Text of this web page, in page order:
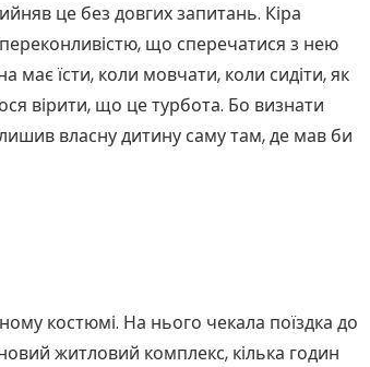
це без довгих запитань. Кіра
що сперечатися з нею
має їсти, коли мовчати, коли сидіти, як
вірити, що це турбота. Бо визнати
власну дитину саму там, де мав би
костюмі. На нього чекала поїздка до
житловий комплекс, кілька годин